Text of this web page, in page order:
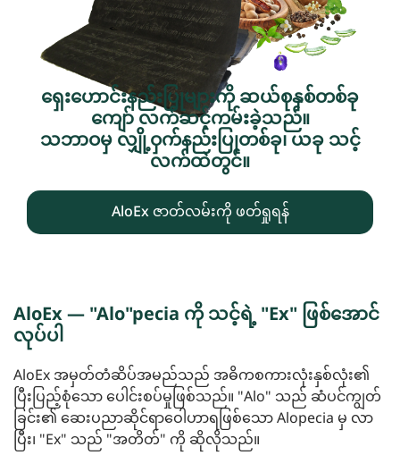
ရှေးဟောင်းနည်းပြုများကို ဆယ်စုနှစ်တစ်ခု
ကျော် လက်ဆင့်ကမ်းခဲ့သည်။
သဘာဝမှ လျှို့ဝှက်နည်းပြုတစ်ခု၊ ယခု သင့်
လက်ထဲတွင်။
AloEx ဇာတ်လမ်းကို ဖတ်ရှုရန်
AloEx — "Alo"pecia ကို သင့်ရဲ့ "Ex" ဖြစ်အောင်
လုပ်ပါ
AloEx အမှတ်တံဆိပ်အမည်သည် အဓိကစကားလုံးနှစ်လုံး၏
ပြီးပြည့်စုံသော ပေါင်းစပ်မှုဖြစ်သည်။ "Alo" သည် ဆံပင်ကျွတ်
ခြင်း၏ ဆေးပညာဆိုင်ရာဝေါဟာရဖြစ်သော Alopecia မှ လာ
ပြီး၊ "Ex" သည် "အတိတ်" ကို ဆိုလိုသည်။